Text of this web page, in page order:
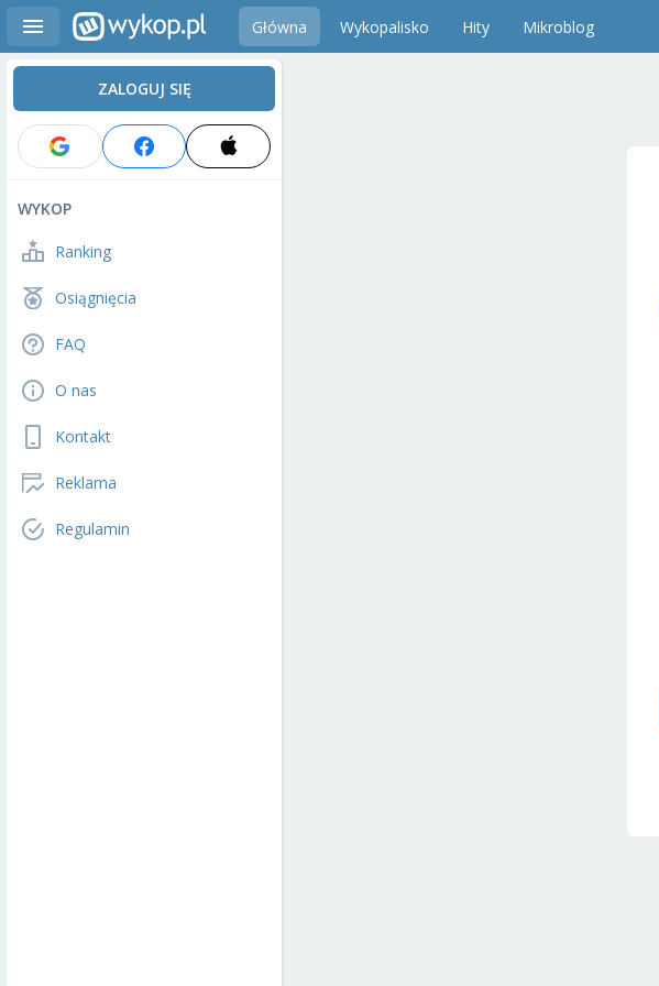
Główna Wykopalisko Hity Mikroblog
ZALOGUJ SIĘ
WYKOP
Ranking
Osiągnięcia
FAQ
O nas
Kontakt
Reklama
Regulamin